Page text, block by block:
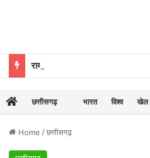
छत्तीसगढ़ भारत विश्व खेल
Home /छत्तीसगढ़